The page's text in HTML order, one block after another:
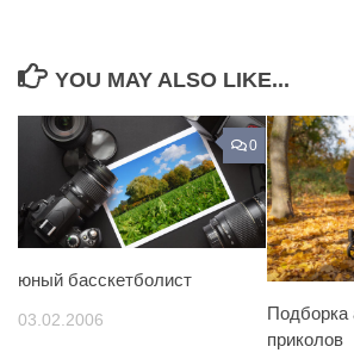
YOU MAY ALSO LIKE...
0
юный басскетболист
03.02.2006
Подборка
приколов